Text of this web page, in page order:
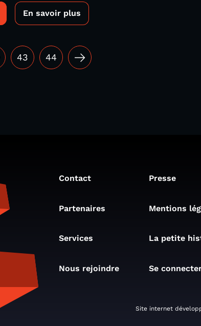
En savoir plus
43 44
Contact Presse
Partenaires Mentions
Services La petite
Nous rejoindre Se
Site internet